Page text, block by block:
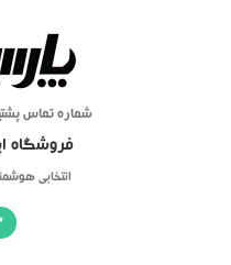
شماره تماس
فروشگاه
انتخابی
0